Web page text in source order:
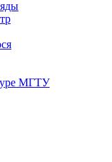
МГТУ